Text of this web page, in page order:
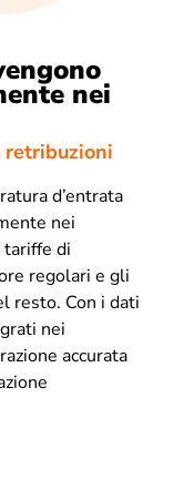
nei
retribuzioni
d’entrata
nei
di
regolari e gli
resto. Con i dati
nei
accurata